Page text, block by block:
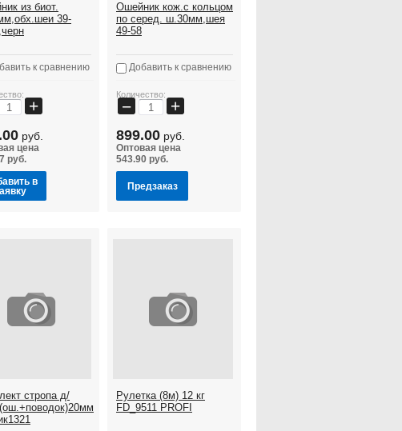
из биот.
39-
к сравнению
+
руб.
цена
руб.
в
Ошейник кож.с кольцом
по серед. ш.30мм,шея
49-58
Добавить к сравнению
Количество:
− +
899.00 руб.
Оптовая цена
543.90 руб.
Предзаказ
стропа д/
Рулетка (8м) 12 кг
FD_9511 PROFI